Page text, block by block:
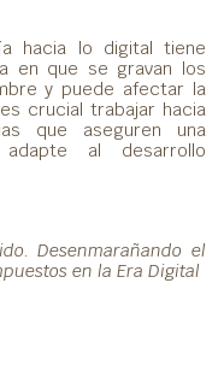
hacia lo digital tiene
en que se gravan los
y puede afectar la
crucial trabajar hacia
que aseguren una
al desarrollo
Desenmarañando el
en la Era Digital